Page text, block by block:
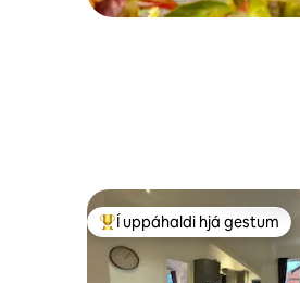
Í mestu uppáhaldi hjá gestum
Í uppáhaldi hjá gestum